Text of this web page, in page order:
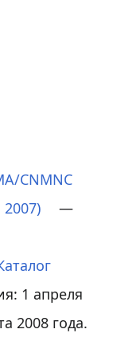
CNMNC
—
1 апреля
2008 года.